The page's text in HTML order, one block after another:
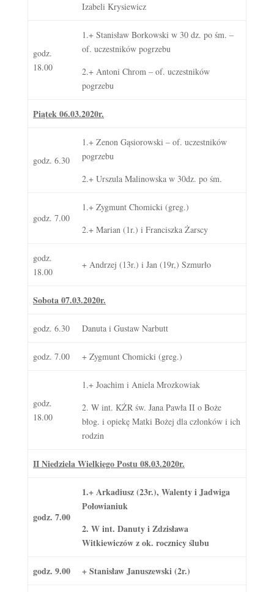
Izabeli Krysiewicz
godz.
18.00
1.+ Stanisław Borkowski w 30 dz. po śm. –
of. uczestników pogrzebu
2.+ Antoni Chrom – of. uczestników
pogrzebu
Piątek 06.03.2020r.
godz. 6.30
1.+ Zenon Gąsiorowski – of. uczestników
pogrzebu
2.+ Urszula Malinowska w 30dz. po śm.
godz. 7.00
1.+ Zygmunt Chomicki (greg.)
2.+ Marian (1r.) i Franciszka Żarscy
godz.
18.00
+ Andrzej (13r.) i Jan (19r,) Szmurło
Sobota 07.03.2020r.
godz. 6.30 Danuta i Gustaw Narbutt
godz. 7.00 + Zygmunt Chomicki (greg.)
godz.
18.00
1.+ Joachim i Aniela Mrozkowiak
2. W int. KŻR św. Jana Pawła II o Boże
błog. i opiekę Matki Bożej dla członków i ich
rodzin
II Niedziela Wielkiego Postu 08.03.2020r.
godz. 7.00
1.+ Arkadiusz (23r.), Walenty i Jadwiga
Połowianiuk
2. W int. Danuty i Zdzisława
Witkiewiczów z ok. rocznicy ślubu
godz. 9.00 + Stanisław Januszewski (2r.)